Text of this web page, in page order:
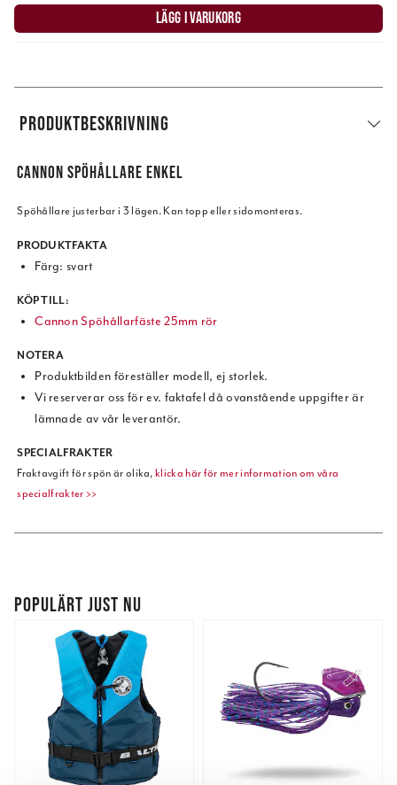
LÄGG I VARUKORG
PRODUKTBESKRIVNING
CANNON SPÖHÅLLARE ENKEL
Spöhållare justerbar i 3 lägen. Kan topp eller sidomonteras.
PRODUKTFAKTA
Färg: svart
KÖP TILL:
Cannon Spöhållarfäste 25mm rör
NOTERA
Produktbilden föreställer modell, ej storlek.
Vi reserverar oss för ev. faktafel då ovanstående uppgifter är
lämnade av vår leverantör.
SPECIALFRAKTER
Fraktavgift för spön är olika,klicka här för mer information om våra
specialfrakter >>
POPULÄRT JUST NU